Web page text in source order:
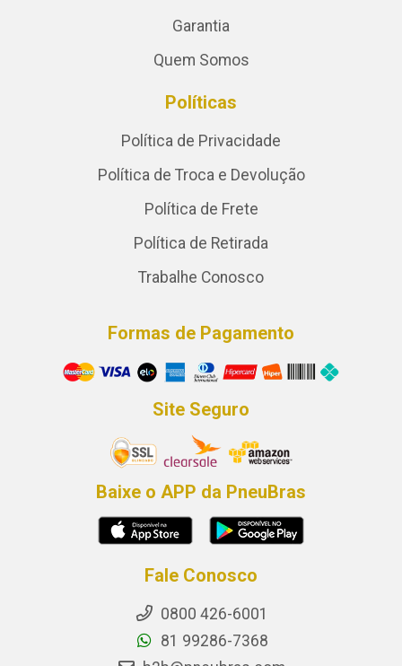
Garantia
Quem Somos
Políticas
Política de Privacidade
Política de Troca e Devolução
Política de Frete
Política de Retirada
Trabalhe Conosco
Formas de Pagamento
Site Seguro
Baixe o APP da PneuBras
Fale Conosco
0800 426-6001
81 99286-7368